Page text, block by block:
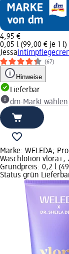
4,95 €
0,05 l (99,00 € je 1 l)
Jessa
(67)
Hinweise
Lieferbar
dm-Markt wählen
Marke: WELEDA;
Waschlotion vlora+,
Grundpreis: 0,2 l
Status grün